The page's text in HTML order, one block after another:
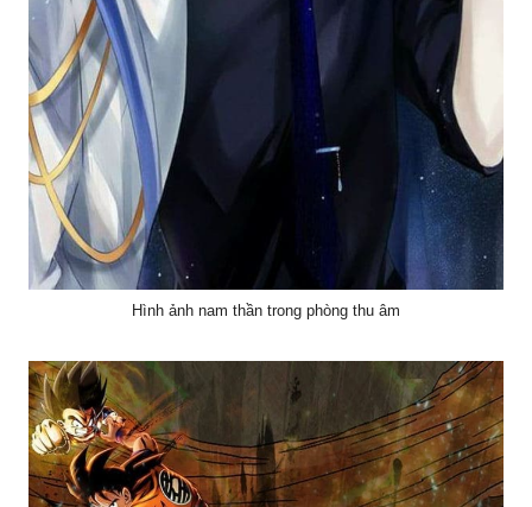
Hình ảnh nam thần trong phòng thu âm